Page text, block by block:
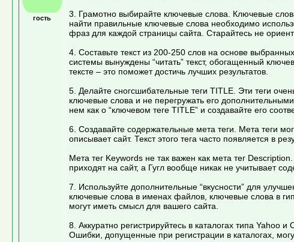
гость
3. Грамотно выбирайте ключевые слова. Ключевые
найти правильные ключевые слова необходимо
фраз для каждой страницы сайта. Старайтесь не
4. Составьте текст из 200-250 слов на основе
системы вынуждены “читать” текст, обогащенный
тексте – это поможет достичь лучших результатов.
5. Делайте сногсшибательные теги TITLE. Эти теги
ключевые слова и не перегружать его
нем как о “ключевом теге TITLE” и создавайте его
6. Создавайте содержательные мета теги. Мета теги
описывает сайт. Текст этого тега часто появляется в
Мета тег Keywords не так важен как мета тег
приходят на сайт, а Гугл вообще никак не учитывает
7. Используйте дополнительные “вкусности” для
ключевые слова в именах файлов, ключевые слова в
могут иметь смысл для вашего сайта.
8. Аккуратно регистрируйтесь в каталогах типа Yahoo
Ошибки, допущенные при регистрации в каталогах,